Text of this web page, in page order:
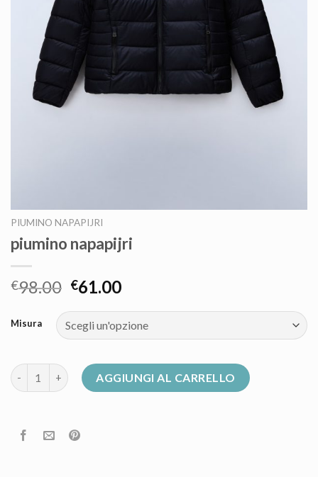
PIUMINO NAPAPIJRI
piumino napapijri
€98.00 €61.00
Misura
piumino napapijri quantitàAGGIUNGI AL CARRELLO